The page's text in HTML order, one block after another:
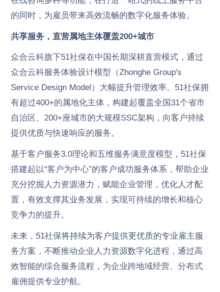
的同时，为雇员带来高效流畅的数字化服务体验。
共享服务，直营属地主体覆盖200+城市
众合云科旗下51社保在中国长期深耕直营模式，通过
众合云科服务体验设计模型（Zhonghe Group's
Service Design Model）大幅提升管理效率。51社保拥
有超过400+的属地化主体，构建起覆盖全国31个省市
自治区、200+座城市的大规模SSC架构，向客户持续
提供优质与快速响应的服务。
基于客户服务3.0理论和五维服务满意度模型，51社保
搭建起以“客户为中心”的客户成功服务体系，帮助企业
充分挖掘人力资源潜力，赋能企业管理，优化人才配
置，有效支撑其业务发展，实现可持续的增长和核心
竞争力的提升。
未来，51社保将持续为客户提供更优质的专业雇主服
务方案，不断推动企业人力资源数字化进程，通过高
效智能的综合服务流程，为企业跨地域经营、分布式
雇佣提供专业护航。